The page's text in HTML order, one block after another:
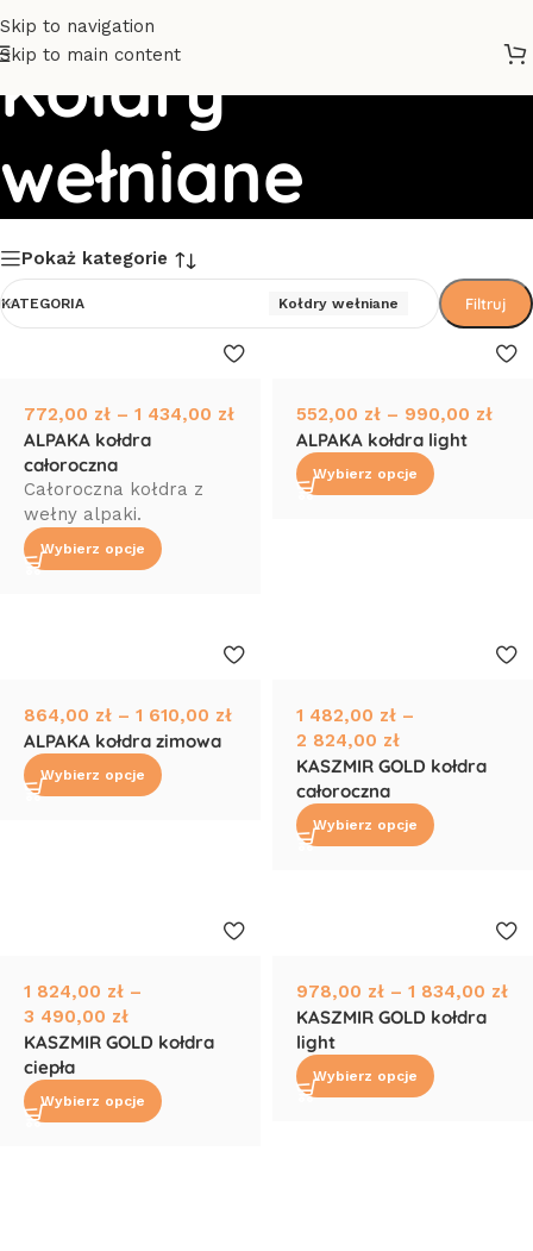
Skip to navigation
Skip to main content
Kołdry
wełniane
Pokaż kategorie
KATEGORIA Kołdry wełniane Filtruj
772,00 zł – 1 434,00 zł
ALPAKA kołdra
całoroczna
Całoroczna kołdra z
wełny alpaki.
Wybierz opcje
552,00 zł – 990,00 zł
ALPAKA kołdra light
Wybierz opcje
864,00 zł – 1 610,00 zł
ALPAKA kołdra zimowa
Wybierz opcje
1 482,00 zł –
2 824,00 zł
KASZMIR GOLD kołdra
całoroczna
Wybierz opcje
1 824,00 zł –
3 490,00 zł
KASZMIR GOLD kołdra
ciepła
Wybierz opcje
978,00 zł – 1 834,00 zł
KASZMIR GOLD kołdra
light
Wybierz opcje